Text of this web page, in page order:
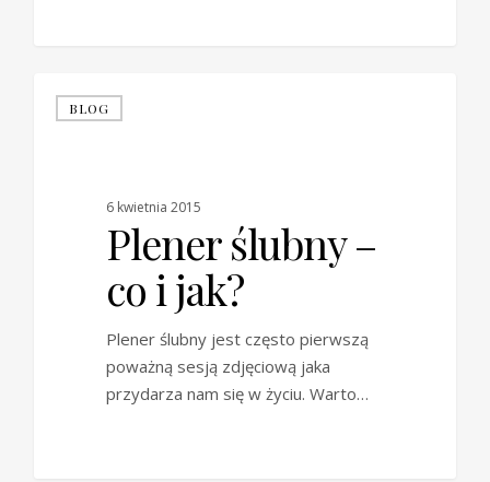
BLOG
6 kwietnia 2015
Plener ślubny –
co i jak?
Plener ślubny jest często pierwszą
poważną sesją zdjęciową jaka
przydarza nam się w życiu. Warto…